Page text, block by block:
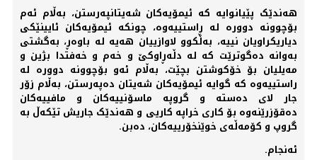
ھەندێک پێیانوایە کە ئیمۆیەکان شەیتانپەرستن، بەڵام ئەم
بۆچوونە دوورە لە ڕاستییەوە، چونکە ئیمۆیەکان ئایینێکی
دیاریکراویان نییە، بەڵکوو لاوازییان هەیە لە باوەڕ، بەگشتی
بەوانە دەگوترێت کە لە دڵەڕاوکێ و خەم و خەفتدا بژین و
مەیلیان بۆ خۆکوشتن بچێت، بەڵام ئەو بۆچوونە دوورە لە
راستییەوە کە گوایە ئیمۆیەکان شەیتان دەپەرستن، بەڵام زۆر
جار لای دەستە و گروپە ماسۆنییەکان و مافییەکان
دەقۆزرێنەوە بۆ کاری خراپە کاریی و هەندێک جاریش تێکەڵ بە
گروپ و کۆمەڵەی خوێنخۆرییەکان، دەبن.
ئەنجام.